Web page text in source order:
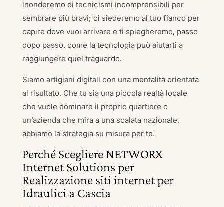
inonderemo di tecnicismi incomprensibili per
sembrare più bravi; ci siederemo al tuo fianco per
capire dove vuoi arrivare e ti spiegheremo, passo
dopo passo, come la tecnologia può aiutarti a
raggiungere quel traguardo.
Siamo artigiani digitali con una mentalità orientata
al risultato. Che tu sia una piccola realtà locale
che vuole dominare il proprio quartiere o
un’azienda che mira a una scalata nazionale,
abbiamo la strategia su misura per te.
Perché Scegliere NETWORX
Internet Solutions per
Realizzazione siti internet per
Idraulici a Cascia